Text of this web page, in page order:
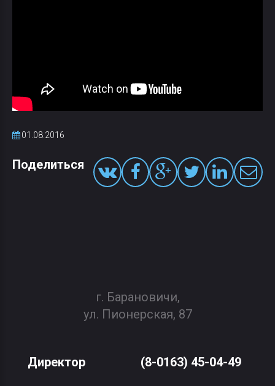
01.08.2016
Поделиться
г. Барановичи,
ул. Пионерская, 87
Директор (8-0163) 45-04-49